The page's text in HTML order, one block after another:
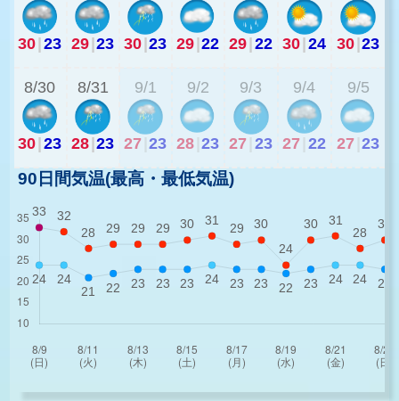
30|23 29|23 30|23 29|22 29|22 30|24 30|23
8/30
30|23
8/31
28|23
9/1
27 23
9/2
28 23
9/3
27 23
9/4
27 22
9/5
27 23
90日間気温(最高・最低気温)